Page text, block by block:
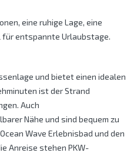
eine ruhige Lage, eine
für entspannte Urlaubstage.
und bietet einen idealen
ist der Strand
Auch
Nähe und sind bequem zu
Wave Erlebnisbad und den
Anreise stehen PKW-